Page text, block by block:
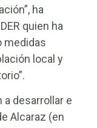
ha
quien ha
medidas
local y
a desarrollar e
Alcaraz (en